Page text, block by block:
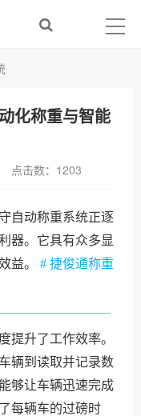
化称重与智能
点击数： 1203
自动称重系统正逐
器。它具有众多显
益。 # 捷俊通称重
提升了工作效率。
辆到读取并记录数
够让车辆迅速完成
每辆车的过磅时